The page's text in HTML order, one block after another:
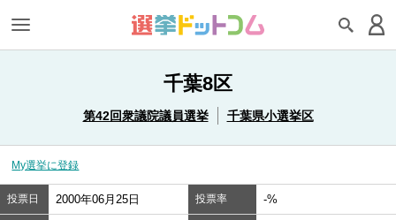
千葉8区
第42回衆議院議員選挙 千葉県小選挙区
My選挙に登録
投票日 2000年06月25日 投票率 -%